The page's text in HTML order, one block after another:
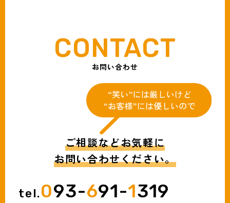
お問い合わせ
ご相談などお気軽に
お問い合わせください。
tel.093-691-1319